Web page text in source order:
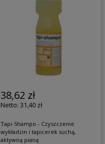
38,62 zł
31,40 zł
Tapi-Shampo - Czyszczenie
wykładzin i tapicerek suchą,
aktywną pianą